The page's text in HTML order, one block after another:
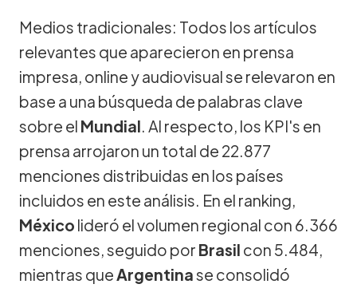
Medios tradicionales: Todos los artículos
relevantes que aparecieron en prensa
impresa, online y audiovisual se relevaron en
base a una búsqueda de palabras clave
sobre el Mundial. Al respecto, los KPI's en
prensa arrojaron un total de 22.877
menciones distribuidas en los países
incluidos en este análisis. En el ranking,
México lideró el volumen regional con 6.366
menciones, seguido por Brasil con 5.484,
mientras que Argentinase consolidó